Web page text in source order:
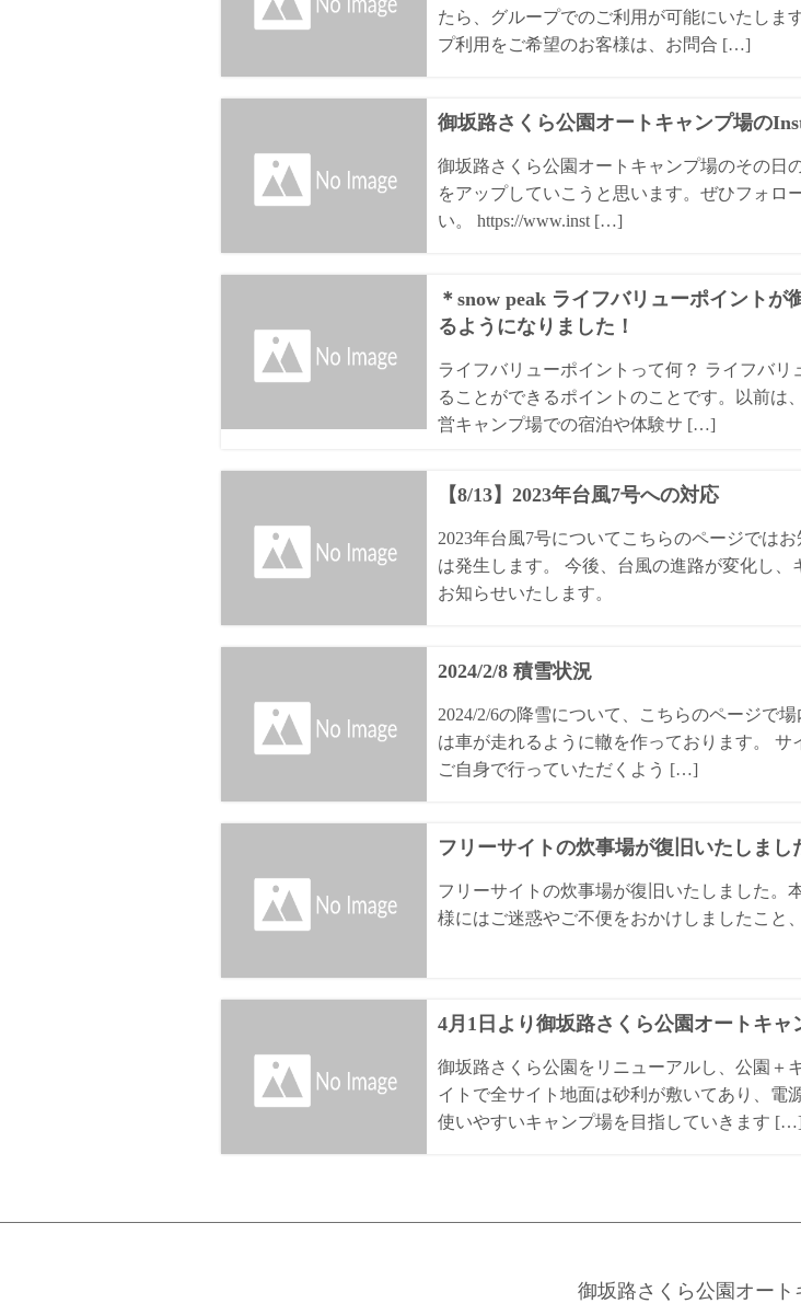
たら、グループでのご利用が可能にいたしま
プ利用をご希望のお客様は、お問合 […]
御坂路さくら公園オートキャンプ場の
御坂路さくら公園オートキャンプ場のその日
をアップしていこうと思います。ぜひフォロ
い。 https://www.inst […]
＊snow peak ライフバリューポイント
るようになりました！
ライフバリューポイントって何？ ライフバリ
ることができるポイントのことです。以前は
営キャンプ場での宿泊や体験サ […]
【8/13】2023年台風7号への対応
2023年台風7号についてこちらのページでは
は発生します。 今後、台風の進路が変化し
お知らせいたします。
2024/2/8 積雪状況
2024/2/6の降雪について、こちらのページで
は車が走れるように轍を作っております。
ご自身で行っていただくよう […]
フリーサイトの炊事場が復旧いたしまし
フリーサイトの炊事場が復旧いたしました。
様にはご迷惑やご不便をおかけしましたこと
4月1日より御坂路さくら公園オートキャ
御坂路さくら公園をリニューアルし、公園＋
イトで全サイト地面は砂利が敷いてあり、電
使いやすいキャンプ場を目指していきます
御坂路さくら公園オート